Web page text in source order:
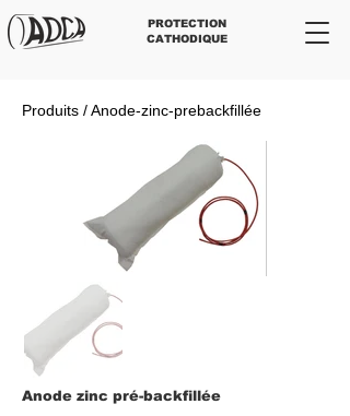
PROTECTION
CATHODIQUE
Produits / Anode-zinc-prebackfillée
Anode zinc pré-backfillée